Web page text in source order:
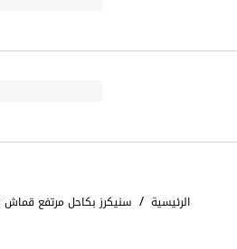
الرئيسية / سنيكرز بكاحل مرتفع قماش